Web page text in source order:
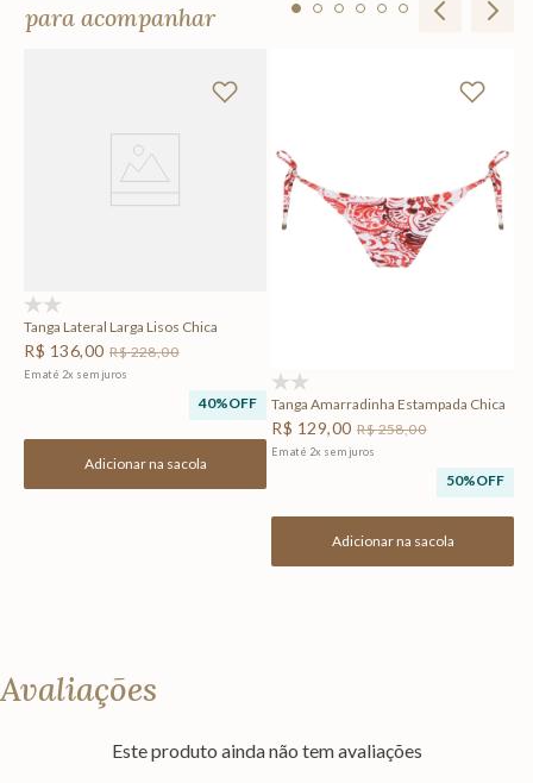
para acompanhar
Tanga Lateral Larga Lisos Chica
R$ 136,00 R$228,00
Em até 2x sem juros
40%OFF
Adicionar na sacola
Tanga Amarradinha Estampada Chica
R$ 129,00 R$258,00
Em até 2x sem juros
50%OFF
Adicionar na sacola
Avaliações
Este produto ainda não tem avaliações